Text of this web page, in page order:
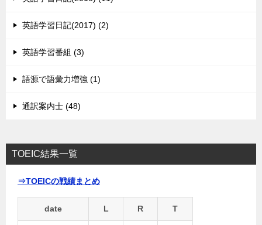
英語学習日記(2017) (2)
英語学習番組 (3)
語源で語彙力増強 (1)
通訳案内士 (48)
TOEIC結果一覧
⇒TOEICの戦績まとめ
date L R T